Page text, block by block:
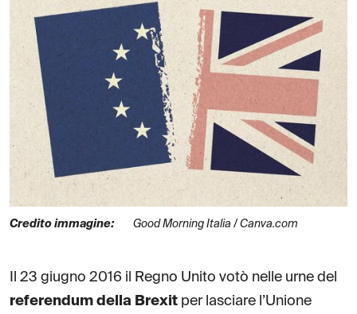
Credito immagine: Good Morning Italia / Canva.com
Il 23 giugno 2016 il Regno Unito votò nelle urne del
referendum della Brexit per lasciare l’Unione